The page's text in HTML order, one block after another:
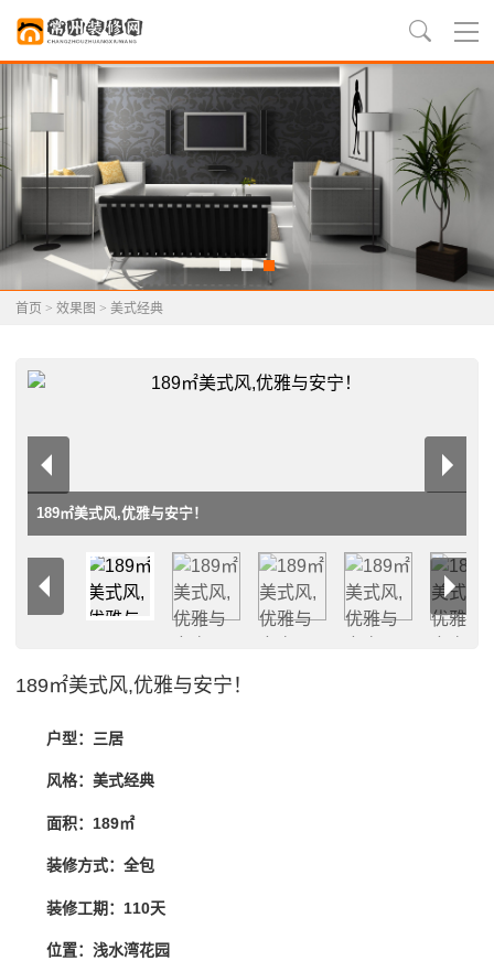
首页 > 效果图 > 美式经典
189㎡美式风,优雅与安宁！
189㎡美式风,优雅与安宁！
户型：三居
风格：美式经典
面积：189㎡
装修方式：全包
装修工期：110天
位置：浅水湾花园